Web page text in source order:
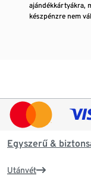
ajándékkártyákra,
készpénzre nem
Egyszerű &
Utánvét